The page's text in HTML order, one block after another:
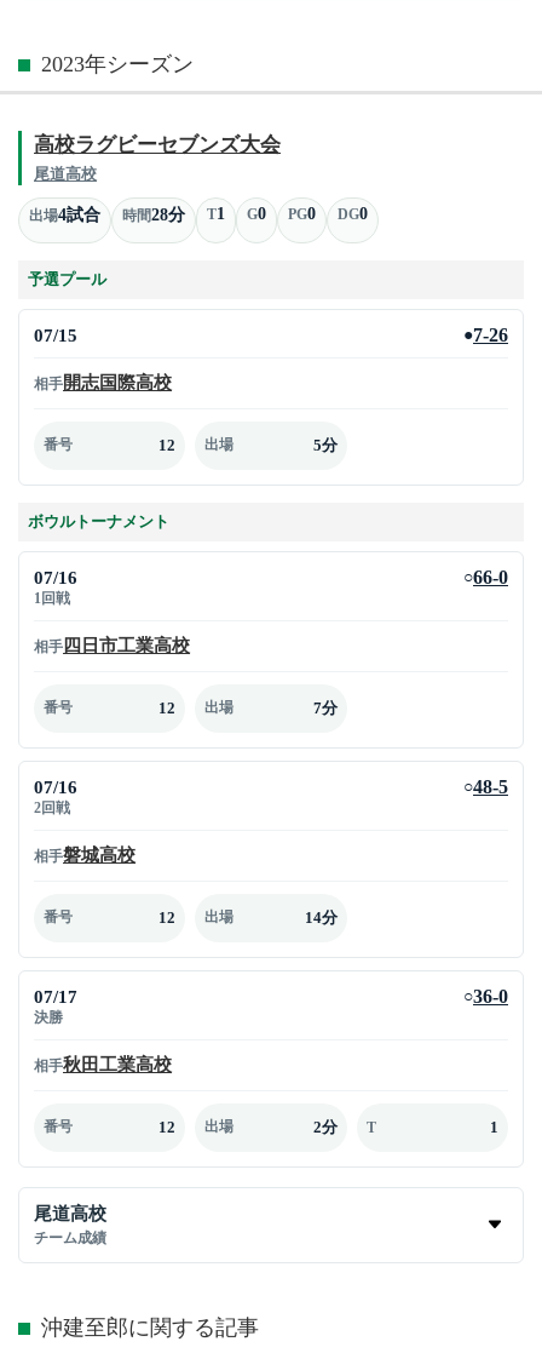
2023年シーズン
高校ラグビーセブンズ大会
尾道高校
出場4試合 時間28分 T1 G0 PG0 DG0
予選プール
07/15 ●7-26
相手開志国際高校
番号 12 出場 5分
ボウルトーナメント
07/16
1回戦
○66-0
相手四日市工業高校
番号 12 出場 7分
07/16
2回戦
○48-5
相手磐城高校
番号 12 出場 14分
07/17
決勝
○36-0
相手秋田工業高校
番号 12 出場 2分 T 1
尾道高校
チーム成績
沖建至郎に関する記事